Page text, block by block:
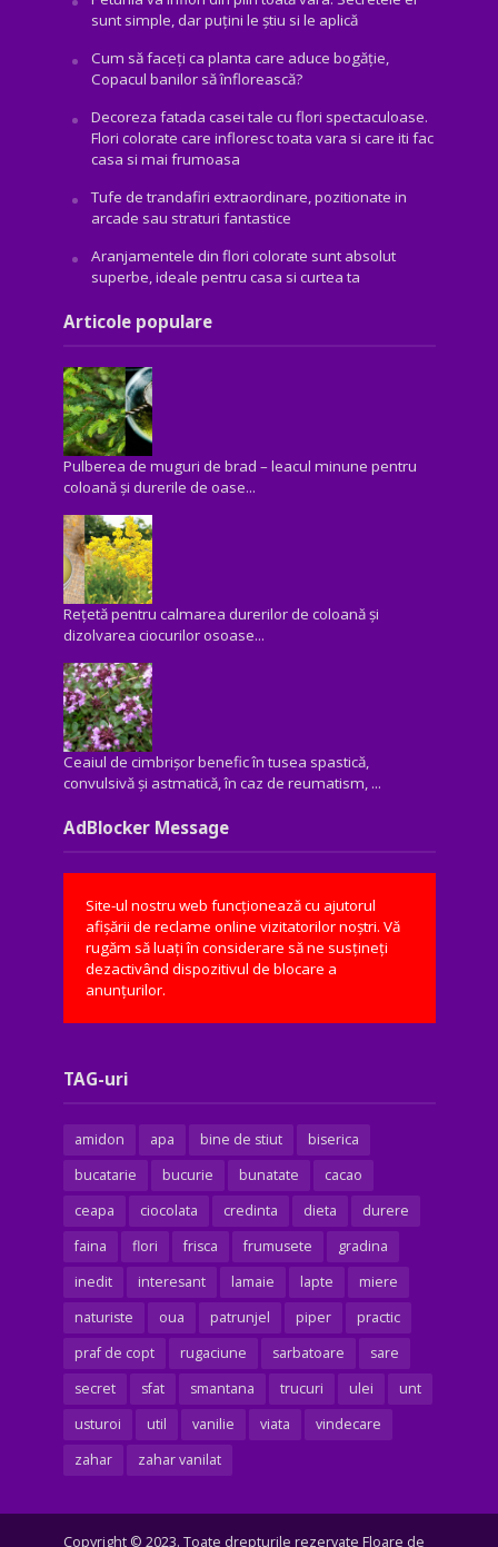
sunt simple, dar puțini le știu si le aplică
Cum să faceți ca planta care aduce bogăţie,
Copacul banilor să înflorească?
Decoreza fatada casei tale cu flori spectaculoase.
Flori colorate care infloresc toata vara si care iti fac
casa si mai frumoasa
Tufe de trandafiri extraordinare, pozitionate in
arcade sau straturi fantastice
Aranjamentele din flori colorate sunt absolut
superbe, ideale pentru casa si curtea ta
Articole populare
Pulberea de muguri de brad – leacul minune pentru
coloană și durerile de oase...
Rețetă pentru calmarea durerilor de coloană și
dizolvarea ciocurilor osoase...
Ceaiul de cimbrișor benefic în tusea spastică,
convulsivă şi astmatică, în caz de reumatism, ...
AdBlocker Message
Site-ul nostru web funcționează cu ajutorul
afișării de reclame online vizitatorilor noștri. Vă
rugăm să luați în considerare să ne susțineți
dezactivând dispozitivul de blocare a
anunțurilor.
TAG-uri
amidon apa bine de stiut
biserica
bucatarie
bucurie bunatate
cacao
ceapa
ciocolata credinta dieta
durere
faina
flori frisca frumusete
gradina
inedit
interesant lamaie lapte
miere
naturiste
oua patrunjel piper
practic
praf de copt
rugaciune sarbatoare
sare
secret
sfat smantana trucuri ulei
unt
usturoi
util vanilie viata
vindecare
zahar
zahar vanilat
Copyright © 2023. Toate drepturile rezervate Floare de